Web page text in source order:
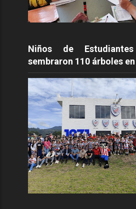
Niños de
sembraron 110 árboles